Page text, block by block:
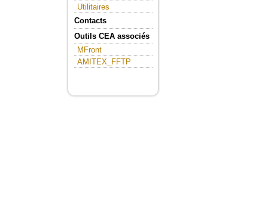
Utilitaires
Contacts
Outils CEA associés
MFront
AMITEX_FFTP